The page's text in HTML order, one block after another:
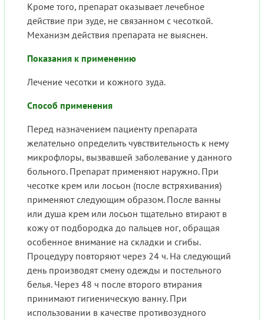
Кроме того, препарат оказывает лечебное
действие при зуде, не связанном с чесоткой.
Механизм действия препарата не выяснен.
Показания к применению
Лечение чесотки и кожного зуда.
Способ применения
Перед назначением пациенту препарата
желательно определить чувствительность к нему
микрофлоры, вызвавшей заболевание у данного
больного. Препарат применяют наружно. При
чесотке крем или лосьон (после встряхивания)
применяют следующим образом. После ванны
или душа крем или лосьон тщательно втирают в
кожу от подбородка до пальцев ног, обращая
особенное внимание на складки и сгибы.
Процедуру повторяют через 24 ч. На следующий
день производят смену одежды и постельного
белья. Через 48 ч после второго втирания
принимают гигиеническую ванну. При
использовании в качестве противозудного